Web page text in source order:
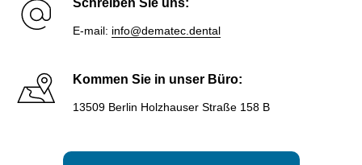
E-mail: info@dematec.dental
Kommen Sie in unser Büro:
13509 Berlin Holzhauser Straße 158 B